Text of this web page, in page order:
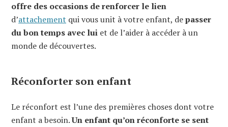
offre des occasions de renforcer le lien
d’attachement qui vous unit à votre enfant, depasser
du bon temps avec lui et de l’aider à accéder à un
monde de découvertes.
Réconforter son enfant
Le réconfort est l’une des premières choses dont votre
enfant a besoin.Un enfant qu’on réconforte se sent